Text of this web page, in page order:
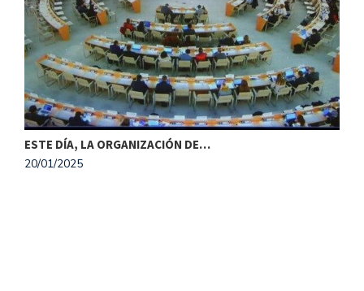
ESTE DÍA, LA ORGANIZACIÓN DE…
20/01/2025